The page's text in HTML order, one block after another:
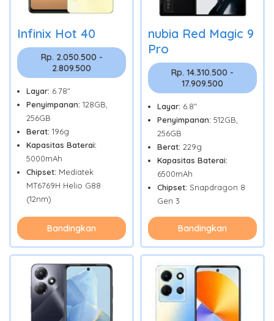
Infinix Hot 40
Rp. 2.050.500 -
2.809.500
Layar: 6.78"
Penyimpanan: 128GB,
256GB
Berat: 196g
Kapasitas Baterai:
5000mAh
Chipset: Mediatek
MT6769H Helio G88
(12nm)
Bandingkan
nubia Red Magic 9
Pro
Rp. 14.310.500 -
17.909.500
Layar: 6.8"
Penyimpanan: 512GB,
256GB
Berat: 229g
Kapasitas Baterai:
6500mAh
Chipset: Snapdragon 8
Gen 3
Bandingkan